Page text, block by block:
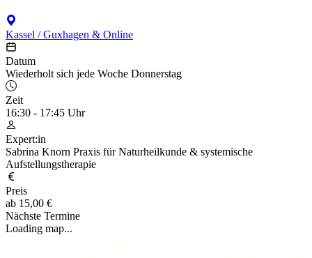
Kassel / Guxhagen & Online
Datum
Wiederholt sich jede Woche Donnerstag
Zeit
16:30 - 17:45 Uhr
Expert:in
Sabrina Knorn Praxis für Naturheilkunde & systemische
Aufstellungstherapie
Preis
ab 15,00 €
Nächste Termine
Loading map...